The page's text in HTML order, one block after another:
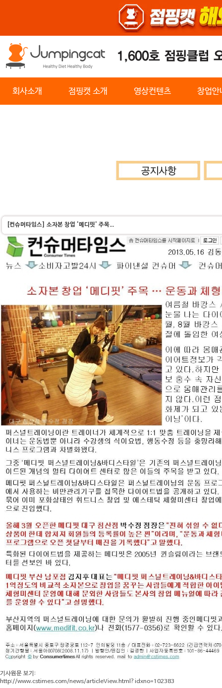
회사소개 점핑캣 소개 영상컨텐츠 창업안
[컨슈머타임스] 소자본 창업 '메디핏' 주목...
기사원문 보기:
http://www.cstimes.com/news/articleView.html?idxno=102383